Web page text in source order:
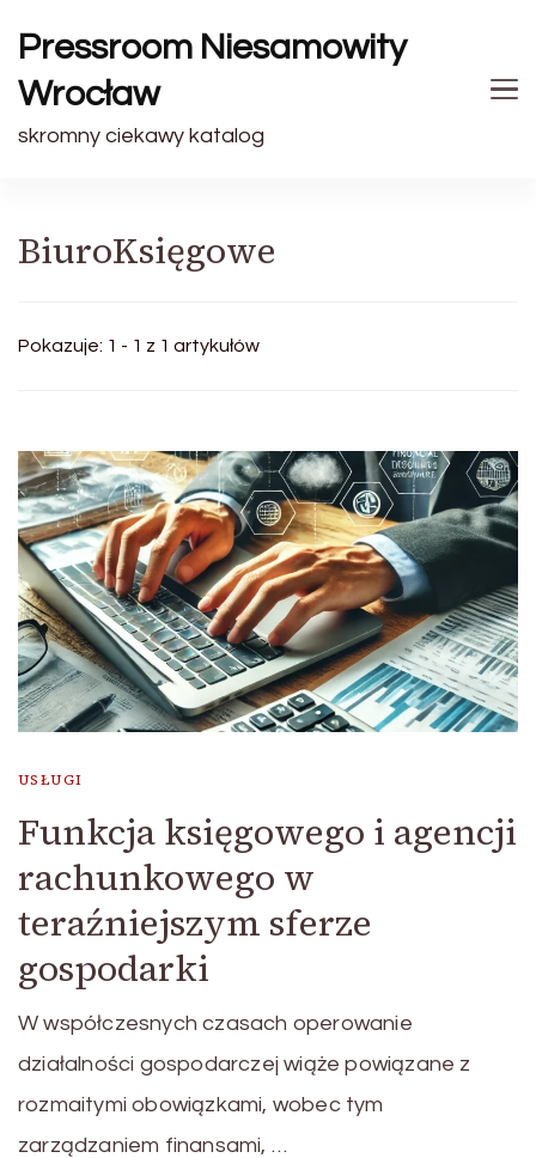
Pressroom Niesamowity
Wrocław
skromny ciekawy katalog
BiuroKsięgowe
Pokazuje: 1 - 1 z 1 artykułów
USŁUGI
Funkcja księgowego i agencji
rachunkowego w
teraźniejszym sferze
gospodarki
W współczesnych czasach operowanie
działalności gospodarczej wiąże powiązane z
rozmaitymi obowiązkami, wobec tym
zarządzaniem finansami, …